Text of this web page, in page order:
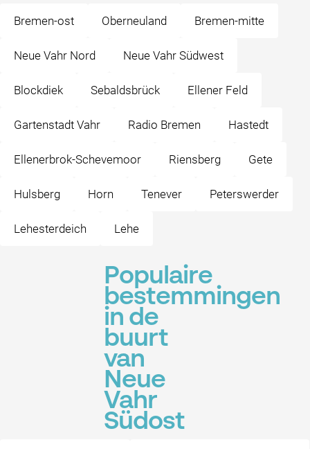
Bremen-ost Oberneuland Bremen-mitte
Neue Vahr Nord Neue Vahr Südwest
Blockdiek Sebaldsbrück Ellener Feld
Gartenstadt Vahr Radio Bremen Hastedt
Ellenerbrok-Schevemoor Riensberg Gete
Hulsberg Horn Tenever Peterswerder
Lehesterdeich Lehe
Populaire
bestemmingen
in de
buurt
van
Neue
Vahr
Südost